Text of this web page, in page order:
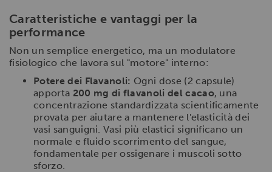
Caratteristiche e vantaggi per la
performance
Non un semplice energetico, ma un modulatore
fisiologico che lavora sul "motore" interno:
Potere dei Flavanoli: Ogni dose (2 capsule)
apporta 200 mg di flavanoli del cacao, una
concentrazione standardizzata scientificamente
provata per aiutare a mantenere l'elasticità dei
vasi sanguigni. Vasi più elastici significano un
normale e fluido scorrimento del sangue,
fondamentale per ossigenare i muscoli sotto
sforzo.